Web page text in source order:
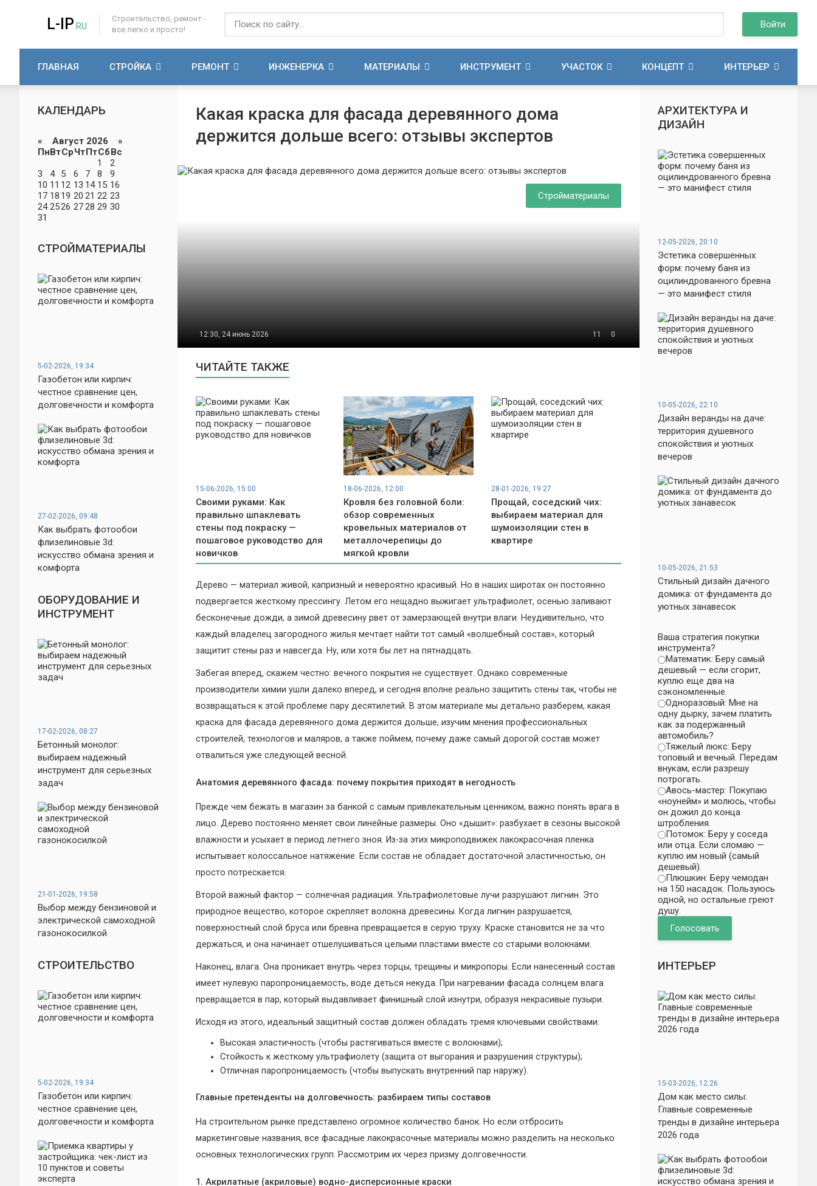
L-IP.RU
Строительство, ремонт -
все легко и просто!
Войти
ГЛАВНАЯ СТРОЙКА РЕМОНТ ИНЖЕНЕРКА МАТЕРИАЛЫ ИНСТРУМЕНТ УЧАСТОК КОНЦЕПТ ИНТЕРЬЕР
КАЛЕНДАРЬ
« Август 2026 »
ПнВтСрЧтПтСбВс
1
2
3
4 5 6 7 8
9
10 11 12 13 14 15 16
17 18 19 20 21 22 23
24 2526 2728 29 30
31
СТРОЙМАТЕРИАЛЫ
5-02-2026, 19:34
Газобетон или кирпич:
честное сравнение цен,
долговечности и комфорта
27-02-2026, 09:48
Как выбрать фотообои
флизелиновые 3d:
искусство обмана зрения и
комфорта
ОБОРУДОВАНИЕ И
ИНСТРУМЕНТ
17-02-2026, 08:27
Бетонный монолог:
выбираем надежный
инструмент для серьезных
задач
21-01-2026, 19:58
Выбор между бензиновой и
электрической самоходной
газонокосилкой
СТРОИТЕЛЬСТВО
5-02-2026, 19:34
Газобетон или кирпич:
честное сравнение цен,
долговечности и комфорта
Какая краска для фасада деревянного дома
держится дольше всего: отзывы экспертов
Стройматериалы
12:30, 24 июнь 2026 11 0
ЧИТАЙТЕ ТАКЖЕ
15-06-2026, 15:00
Своими руками: Как
правильно шпаклевать
стены под покраску —
пошаговое руководство для
новичков
18-06-2026, 12:00
Кровля без головной боли:
обзор современных
кровельных материалов от
металлочерепицы до
мягкой кровли
28-01-2026, 19:27
Прощай, соседский чих:
выбираем материал для
шумоизоляции стен в
квартире
Дерево — материал живой, капризный и невероятно красивый. Но в наших широтах он постоянно
подвергается жесткому прессингу. Летом его нещадно выжигает ультрафиолет, осенью заливают
бесконечные дожди, а зимой древесину рвет от замерзающей внутри влаги. Неудивительно, что
каждый владелец загородного жилья мечтает найти тот самый «волшебный состав», который
защитит стены раз и навсегда. Ну, или хотя бы лет на пятнадцать.
Забегая вперед, скажем честно: вечного покрытия не существует. Однако современные
производители химии ушли далеко вперед, и сегодня вполне реально защитить стены так, чтобы не
возвращаться к этой проблеме пару десятилетий. В этом материале мы детально разберем, какая
краска для фасада деревянного дома держится дольше, изучим мнения профессиональных
строителей, технологов и маляров, а также поймем, почему даже самый дорогой состав может
отвалиться уже следующей весной.
Анатомия деревянного фасада: почему покрытия приходят в негодность
Прежде чем бежать в магазин за банкой с самым привлекательным ценником, важно понять врага в
лицо. Дерево постоянно меняет свои линейные размеры. Оно «дышит»: разбухает в сезоны высокой
влажности и усыхает в период летнего зноя. Из-за этих микроподвижек лакокрасочная пленка
испытывает колоссальное натяжение. Если состав не обладает достаточной эластичностью, он
просто потрескается.
Второй важный фактор — солнечная радиация. Ультрафиолетовые лучи разрушают лигнин. Это
природное вещество, которое скрепляет волокна древесины. Когда лигнин разрушается,
поверхностный слой бруса или бревна превращается в серую труху. Краске становится не за что
держаться, и она начинает отшелушиваться целыми пластами вместе со старыми волокнами.
Наконец, влага. Она проникает внутрь через торцы, трещины и микропоры. Если нанесенный состав
имеет нулевую паропроницаемость, воде деться некуда. При нагревании фасада солнцем влага
превращается в пар, который выдавливает финишный слой изнутри, образуя некрасивые пузыри.
Исходя из этого, идеальный защитный состав должен обладать тремя ключевыми свойствами:
Высокая эластичность (чтобы растягиваться вместе с волокнами);
Стойкость к жесткому ультрафиолету (защита от выгорания и разрушения структуры);
Отличная паропроницаемость (чтобы выпускать внутренний пар наружу).
Главные претенденты на долговечность: разбираем типы составов
На строительном рынке представлено огромное количество банок. Но если отбросить
маркетинговые названия, все фасадные лакокрасочные материалы можно разделить на несколько
основных технологических групп. Рассмотрим их через призму долговечности.
1. Акрилатные (акриловые) водно-дисперсионные краски
АРХИТЕКТУРА И
ДИЗАЙН
12-05-2026, 20:10
Эстетика совершенных
форм: почему баня из
оцилиндрованного бревна
— это манифест стиля
10-05-2026, 22:10
Дизайн веранды на даче:
территория душевного
спокойствия и уютных
вечеров
10-05-2026, 21:53
Стильный дизайн дачного
домика: от фундамента до
уютных занавесок
Ваша стратегия покупки
инструмента?
Математик: Беру самый
дешевый — если сгорит,
куплю еще два на
сэкономленные.
Одноразовый: Мне на
одну дырку, зачем платить
как за подержанный
автомобиль?
Тяжелый люкс: Беру
топовый и вечный. Передам
внукам, если разрешу
потрогать.
Авось-мастер: Покупаю
«ноунейм» и молюсь, чтобы
он дожил до конца
штробления.
Потомок: Беру у соседа
или отца. Если сломаю —
куплю им новый (самый
дешевый).
Плюшкин: Беру чемодан
на 150 насадок. Пользуюсь
одной, но остальные греют
душу.
Голосовать
ИНТЕРЬЕР
15-03-2026, 12:26
Дом как место силы:
Главные современные
тренды в дизайне интерьера
2026 года